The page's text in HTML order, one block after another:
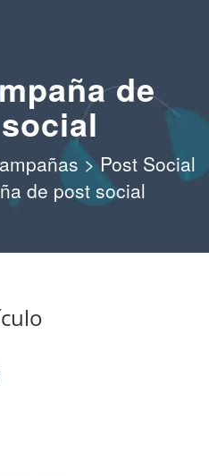
de
> Post Social
de post social